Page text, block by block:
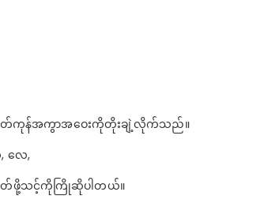
ကုန်အကွာအဝေးကိုတိုးချဲ့လိုက်သည်။
လေ,
ပတ်ဖို့သင့်ကိုကြိုဆိုပါတယ်။